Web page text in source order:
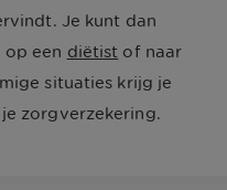
Je kunt dan
een diëtist of naar
situaties krijg je
zorgverzekering.